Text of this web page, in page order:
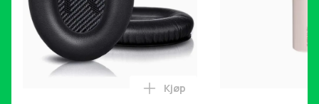
Produktsikkerhetsinformasjon
Legg Øreputer for Bose QC35
Kjøp